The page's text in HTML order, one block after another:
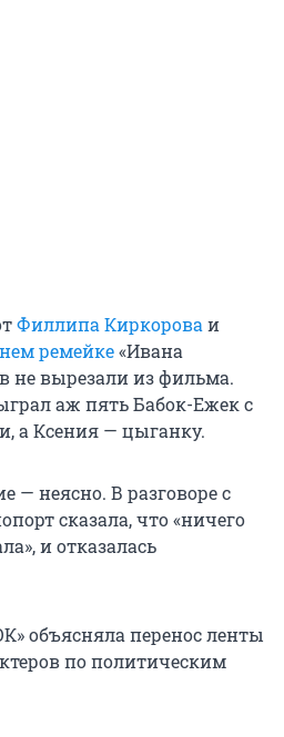
Филлипа Киркорова и
ремейке«Ивана
не вырезали из фильма.
аж пять Бабок-Ежек с
а Ксения — цыганку.
— неясно. В разговоре с
сказала, что «ничего
и отказалась
объясняла перенос ленты
по политическим